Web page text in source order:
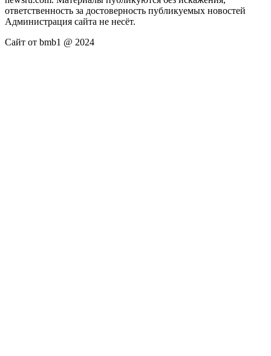
ответственность за достоверность публикуемых новостей
Администрация сайта не несёт.
Сайт от bmb1 @ 2024